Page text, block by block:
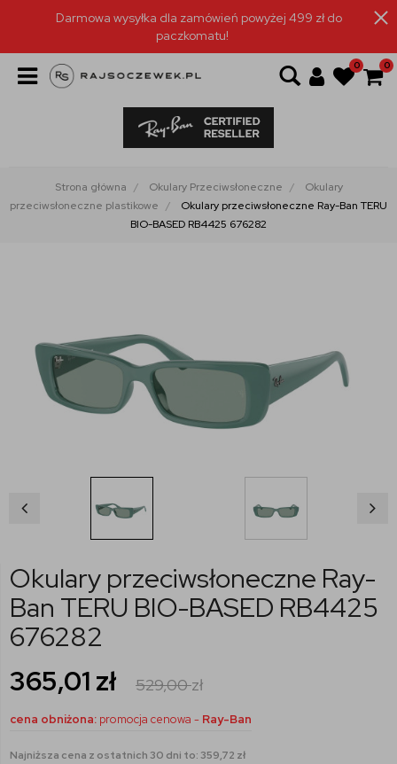
Darmowa wysyłka dla zamówień powyżej 499 zł do
paczkomatu!
0 0
Strona główna Okulary Przeciwsłoneczne
Okulary
przeciwsłoneczne plastikowe
Okulary przeciwsłoneczne Ray-Ban TERU
BIO-BASED RB4425 676282
Okulary przeciwsłoneczne Ray-
Ban TERU BIO-BASED RB4425
676282
365,01 zł 529,00zł
cena obniżona: promocja cenowa - Ray-Ban
Najniższa cena z ostatnich 30 dni to: 359,72 zł